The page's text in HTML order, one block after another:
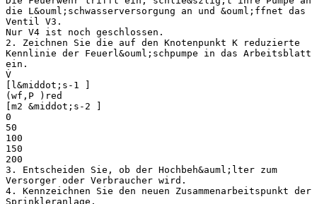
die L&ouml;schwasserversorgung an und &ouml;ffnet das
Ventil V3.
Nur V4 ist noch geschlossen.
2. Zeichnen Sie die auf den Knotenpunkt K reduzierte
Kennlinie der Feuerl&ouml;schpumpe in das Arbeitsblatt
ein.
V̇
[l&middot;s-1 ]
(wf,P )red
[m2 &middot;s-2 ]
0
50
100
150
200
3. Entscheiden Sie, ob der Hochbeh&auml;lter zum
Versorger oder Verbraucher wird.
4. Kennzeichnen Sie den neuen Zusammenarbeitspunkt der
Sprinkleranlage.